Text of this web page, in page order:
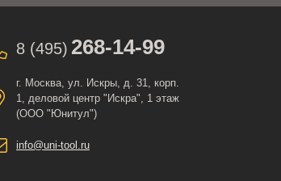
8 (495) 268-14-99
г. Москва, ул. Искры, д. 31, корп.
1, деловой центр "Искра", 1 этаж
(ООО "Юнитул")
info@uni-tool.ru